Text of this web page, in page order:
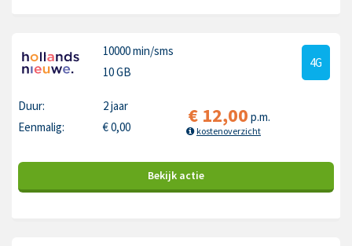
10000 min/sms
10 GB
4G
Duur:
2 jaar
Eenmalig:
€0,00 € 12,00 p.m.
kostenoverzicht
Bekijk actie